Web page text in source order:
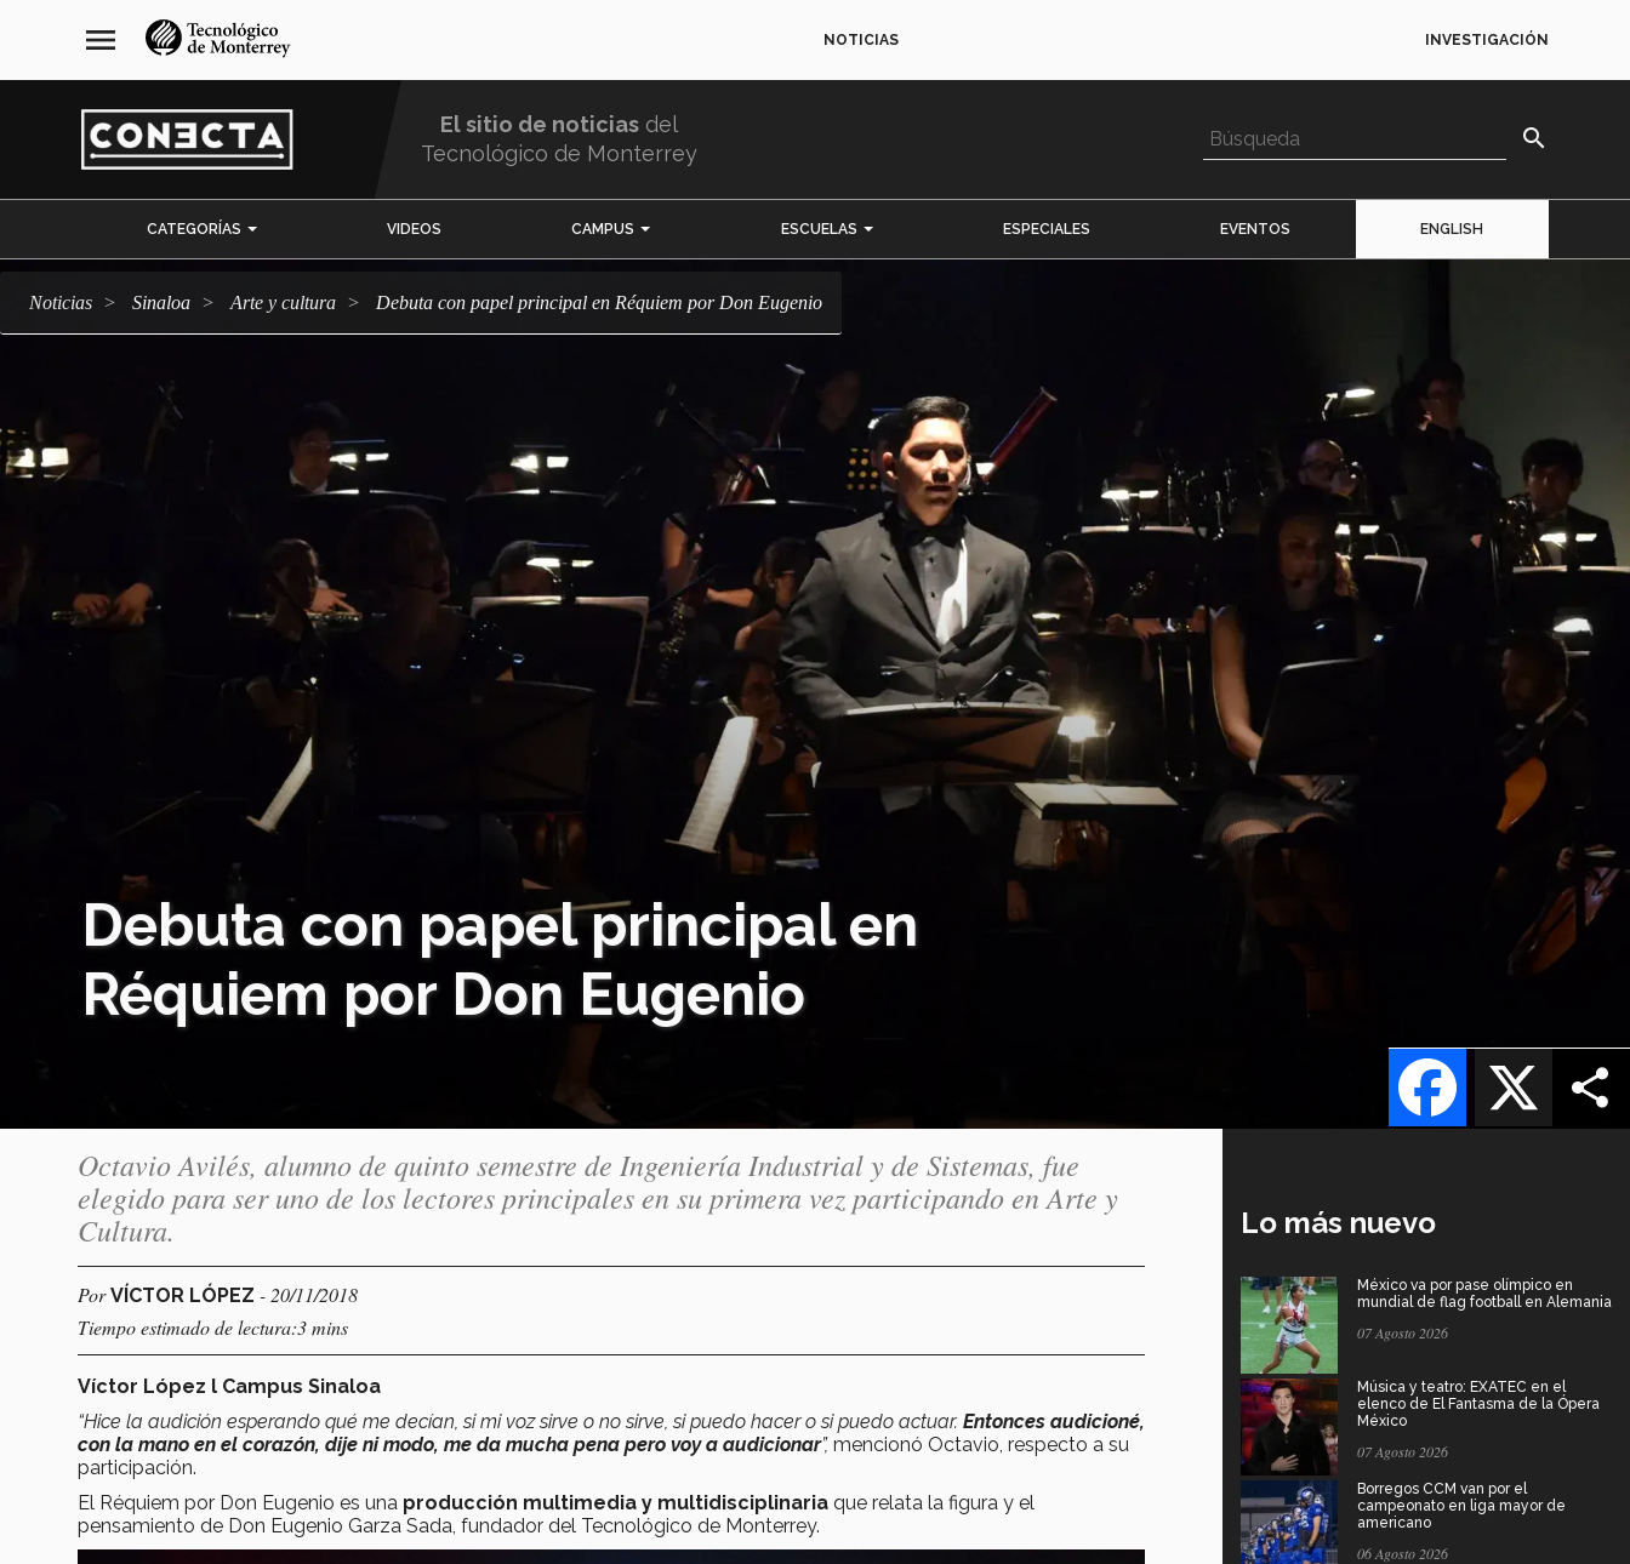
navegación
principal
menu NOTICIAS INVESTIGACIÓN
El sitio de noticias del
Tecnológico de Monterrey
search
CATEGORÍAS VIDEOS CAMPUS ESCUELAS ESPECIALES EVENTOS ENGLISH
Noticias Sinaloa arte y cultura Debuta con papel principal en Réquiem por Don Eugenio
Debuta con papel principal en
Réquiem por Don Eugenio
X
Facebook
Octavio Avilés, alumno de quinto semestre de Ingeniería Industrial y de Sistemas, fue
elegido para ser uno de los lectores principales en su primera vez participando en Arte y
Cultura.
PorVÍCTOR LÓPEZ - 20/11/2018
Tiempo estimado de lectura:3 mins
Víctor López l Campus Sinaloa
“Hice la audición esperando qué me decían, si mi voz sirve o no sirve, si puedo hacer o si puedo actuar. Entonces audicioné,
con la mano en el corazón, dije ni modo, me da mucha pena pero voy a audicionar”, mencionó Octavio, respecto a su
participación.
El Réquiem por Don Eugenio es una producción multimedia y multidisciplinaria que relata la figura y el
pensamiento de Don Eugenio Garza Sada, fundador del Tecnológico de Monterrey.
Lo más nuevo
México va por pase olímpico en
mundial de flag football en Alemania
07 Agosto 2026
Música y teatro: EXATEC en el
elenco de El Fantasma de la Ópera
México
07 Agosto 2026
Borregos CCM van por el
campeonato en liga mayor de
americano
06 Agosto 2026